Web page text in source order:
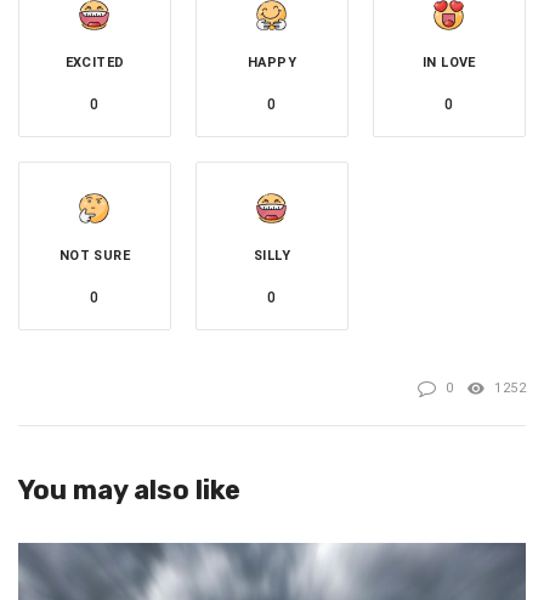
為促進人工智慧創新，歐盟委員會將發布關於人工智慧系統
定義的指南。這旨在協助產業判斷軟體系統是否構成人工智
(1) 最低風險 Minimal risk： 不受監管。 (例如：電子郵件垃
圾郵件過濾器)
(2) 有限風險 limited risk： 接受輕度監管。(例如：客服聊
天機器人)
(3) 高風險high risk： 接受嚴格監管。 (例如：醫療保健建議
人工智慧)
(4) 不可接受風險應用： 完全禁止。
最嚴格限制的不可接受風險包括用於社會評分的 AI、以潛
意識或欺騙性方式操縱個人決定的 AI、利用年齡、殘疾或
EXCITED
0
HAPPY
0
IN LOVE
0
NOT SURE
0
SILLY
0
0 1252
You may also like